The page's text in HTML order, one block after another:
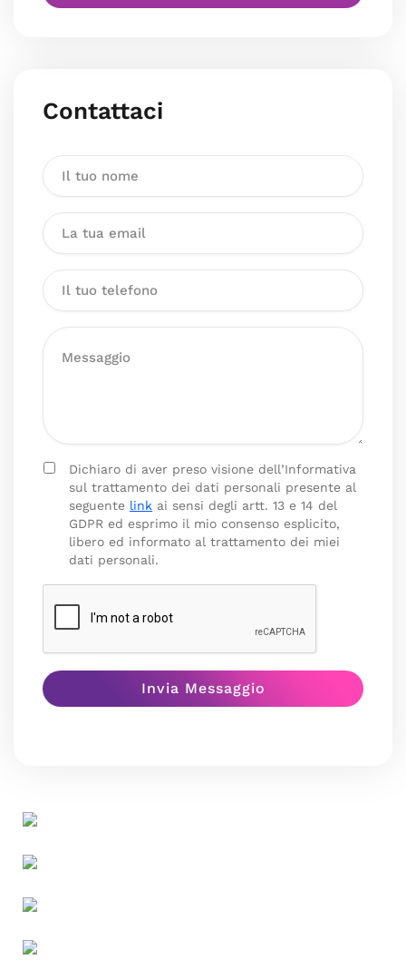
Contattaci
Dichiaro di aver preso visione dell’Informativa
sul trattamento dei dati personali presente al
seguente link ai sensi degli artt. 13 e 14 del
GDPR ed esprimo il mio consenso esplicito,
libero ed informato al trattamento dei miei
dati personali.